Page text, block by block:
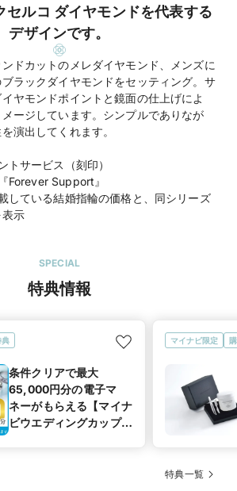
セルコ ダイヤモンドを代表する
デザインです。
ドカットのメレダイヤモンド、メンズに
ラックダイヤモンドをセッティング。サ
ヤモンドポイントと鏡面の仕上げによ
ージしています。シンプルでありなが
演出してくれます。
トサービス（刻印）
Forever Support』
している結婚指輪の価格と、同シリーズ
示
SPECIAL
特典情報
典
条件クリアで最大
65,000円分の電子マ
ネーがもらえる【マイナ
ビウエディングカップル
マイナビ限定
特典一覧